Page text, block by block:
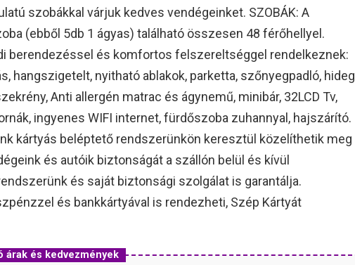
szobákkal várjuk kedves vendégeinket. SZOBÁK: A
(ebből 5db 1 ágyas) található összesen 48 férőhellyel.
berendezéssel és komfortos felszereltséggel rendelkeznek:
hangszigetelt, nyitható ablakok, parketta, szőnyegpadló, hideg
Anti allergén matrac és ágynemű, minibár, 32LCD Tv,
ingyenes WIFI internet, fürdőszoba zuhannyal, hajszárító.
kártyás beléptető rendszerünkön keresztül közelíthetik meg
és autóik biztonságát a szállón belül és kívül
és saját biztonsági szolgálat is garantálja.
és bankkártyával is rendezheti, Szép Kártyát
árak és kedvezmények